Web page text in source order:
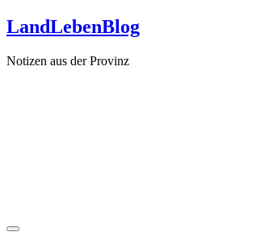
Zum
Inhalt
LandLebenBlog
Notizen aus der Provinz